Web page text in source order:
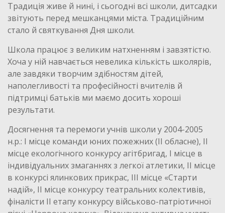
Традиція живе й нині, і сьогодні всі школи, дитсадки
звітують перед мешканцями міста. Традиційним
стало й святкування Дня школи.
Школа працює з великим натхненням і завзятістю.
Хоча у ній навчається невелика кількість школярів,
але завдяки творчим здібностям дітей,
наполегливості та професійності вчителів й
підтримці батьків ми маємо досить хороші
результати.
Досягнення та перемоги учнів школи у 2004-2005
н.р.: І місце команди юних пожежних (ІІ обласне), ІІ
місце екологічного конкурсу агітбригад, І місце в
індивідуальних змаганнях з легкої атлетики, ІІ місце
в конкурсі ялинкових прикрас, ІІІ місце «Старти
надій», ІІ місце конкурсу театральних колективів,
фіналісти ІІ етапу конкурсу військово-патріотичної